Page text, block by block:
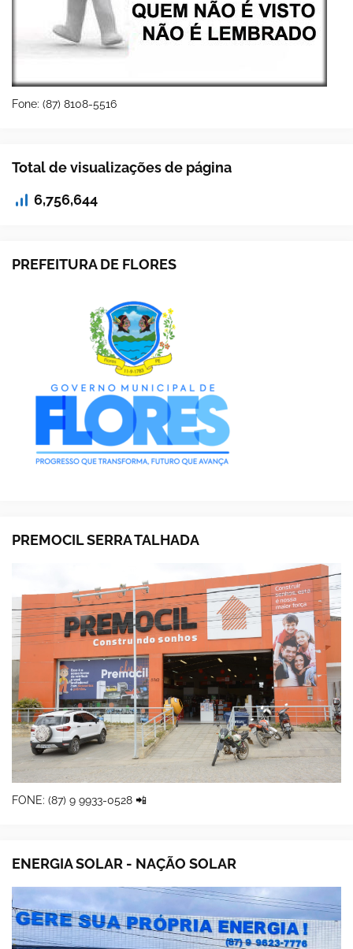
Fone: (87) 8108-5516
Total de visualizações de página
6,756,644
PREFEITURA DE FLORES
PREMOCIL SERRA TALHADA
FONE: (87) 9 9933-0528 📲
ENERGIA SOLAR - NAÇÃO SOLAR